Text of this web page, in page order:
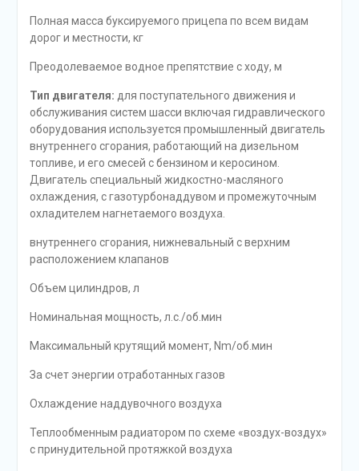
Полная масса буксируемого прицепа по всем видам
дорог и местности, кг
Преодолеваемое водное препятствие с ходу, м
Тип двигателя: для поступательного движения и
обслуживания систем шасси включая гидравлического
оборудования используется промышленный двигатель
внутреннего сгорания, работающий на дизельном
топливе, и его смесей с бензином и керосином.
Двигатель специальный жидкостно-масляного
охлаждения, с газотурбонаддувом и промежуточным
охладителем нагнетаемого воздуха.
внутреннего сгорания, нижневальный с верхним
расположением клапанов
Объем цилиндров, л
Номинальная мощность, л.с./об.мин
Максимальный крутящий момент, Nm/об.мин
За счет энергии отработанных газов
Охлаждение наддувочного воздуха
Теплообменным радиатором по схеме «воздух-воздух»
с принудительной протяжкой воздуха